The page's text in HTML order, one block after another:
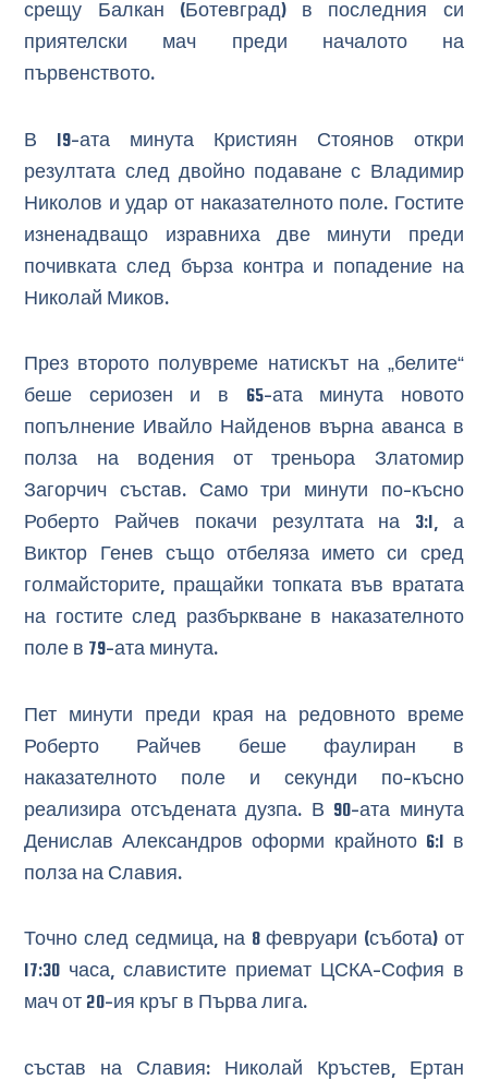
срещу Балкан (Ботевград) в последния си
приятелски мач преди началото на
първенството.
В 19-ата минута Кристиян Стоянов откри
резултата след двойно подаване с Владимир
Николов и удар от наказателното поле. Гостите
изненадващо изравниха две минути преди
почивката след бърза контра и попадение на
Николай Миков.
През второто полувреме натискът на „белите“
беше сериозен и в 65-ата минута новото
попълнение Ивайло Найденов върна аванса в
полза на водения от треньора Златомир
Загорчич състав. Само три минути по-късно
Роберто Райчев покачи резултата на 3:1, а
Виктор Генев също отбеляза името си сред
голмайсторите, пращайки топката във вратата
на гостите след разбъркване в наказателното
поле в 79-ата минута.
Пет минути преди края на редовното време
Роберто Райчев беше фаулиран в
наказателното поле и секунди по-късно
реализира отсъдената дузпа. В 90-ата минута
Денислав Александров оформи крайното 6:1 в
полза на Славия.
Точно след седмица, на 8 февруари (събота) от
17:30 часа, славистите приемат ЦСКА-София в
мач от 20-ия кръг в Първа лига.
състав на Славия: Николай Кръстев, Ертан